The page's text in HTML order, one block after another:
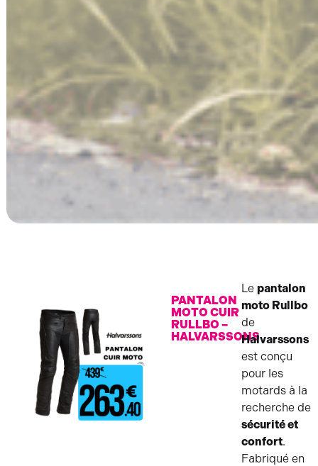
PANTALON
MOTO CUIR
RULLBO –
HALVARSSONS
Lepantalon
moto Rullbo
de
Halvarssons
est conçu
pour les
motards à la
recherche de
sécurité et
confort.
Fabriqué en